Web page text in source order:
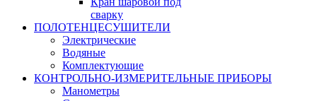
сварку
ПОЛОТЕНЦЕСУШИТЕЛИ
Электрические
Водяные
Комплектующие
КОНТРОЛЬНО-ИЗМЕРИТЕЛЬНЫЕ ПРИБОРЫ
Манометры